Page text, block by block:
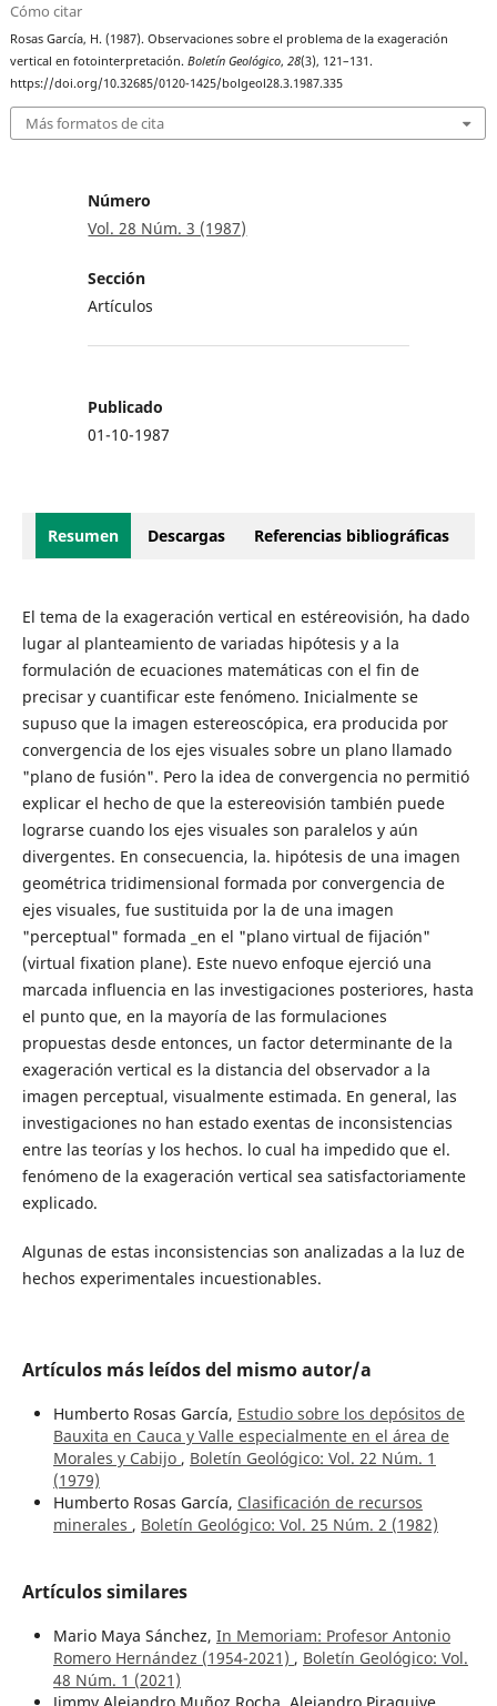
Cómo citar
Rosas García, H. (1987). Observaciones sobre el problema de la exageración
vertical en fotointerpretación.Boletín Geológico,28(3), 121–131.
https://doi.org/10.32685/0120-1425/bolgeol28.3.1987.335
Más formatos de cita
Número
Vol. 28 Núm. 3 (1987)
Sección
Artículos
Publicado
01-10-1987
Resumen Descargas Referencias bibliográficas
El tema de la exageración vertical en estéreovisión, ha dado
lugar al planteamiento de variadas hipótesis y a la
formulación de ecuaciones matemáticas con el fin de
precisar y cuantificar este fenómeno. Inicialmente se
supuso que la imagen estereoscópica, era producida por
convergencia de los ejes visuales sobre un plano llamado
"plano de fusión". Pero la idea de convergencia no permitió
explicar el hecho de que la estereovisión también puede
lograrse cuando los ejes visuales son paralelos y aún
divergentes. En consecuencia, la. hipótesis de una imagen
geométrica tridimensional formada por convergencia de
ejes visuales, fue sustituida por la de una imagen
"perceptual" formada _en el "plano virtual de fijación"
(virtual fixation plane). Este nuevo enfoque ejerció una
marcada influencia en las investigaciones posteriores, hasta
el punto que, en la mayoría de las formulaciones
propuestas desde entonces, un factor determinante de la
exageración vertical es la distancia del observador a la
imagen perceptual, visualmente estimada. En general, las
investigaciones no han estado exentas de inconsistencias
entre las teorías y los hechos. lo cual ha impedido que el.
fenómeno de la exageración vertical sea satisfactoriamente
explicado.
Algunas de estas inconsistencias son analizadas a la luz de
hechos experimentales incuestionables.
Artículos más leídos del mismo autor/a
Humberto Rosas García, Estudio sobre los depósitos de
Bauxita en Cauca y Valle especialmente en el área de
Morales y Cabijo , Boletín Geológico: Vol. 22 Núm. 1
(1979)
Humberto Rosas García, Clasificación de recursos
minerales , Boletín Geológico: Vol. 25 Núm. 2 (1982)
Artículos similares
Mario Maya Sánchez, In Memoriam: Profesor Antonio
Romero Hernández (1954-2021) , Boletín Geológico: Vol.
48 Núm. 1 (2021)
Jimmy Alejandro Muñoz Rocha, Alejandro Piraquive